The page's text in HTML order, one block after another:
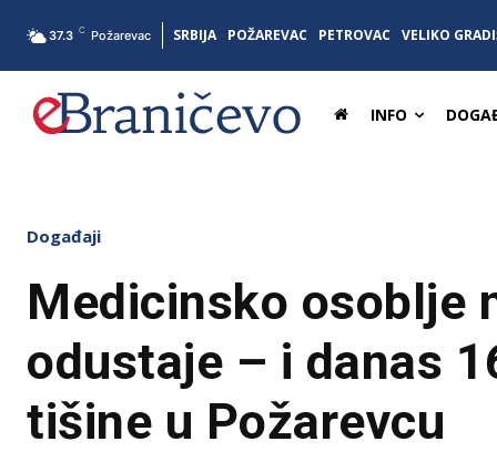
37.3 C Požarevac SRBIJA POŽAREVAC PETROVAC VELIKO
INFO
Događaji
Medicinsko osoblje
odustaje – i danas
tišine u Požarevcu